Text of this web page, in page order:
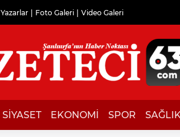
Yazarlar Foto Galeri Video Galeri
SİYASET EKONOMİ SPOR